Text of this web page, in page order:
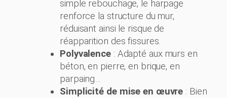
simple rebouchage, le harpage
renforce la structure du mur,
réduisant ainsi le risque de
réapparition des fissures.
Polyvalence: Adapté aux murs en
béton, en pierre, en brique, en
parpaing…
Simplicité de mise en œuvre : Bien